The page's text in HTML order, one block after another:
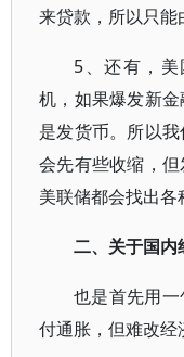
来贷款，所以只能
5、还有，
机，如果爆发新
是发货币。所以
会先有些收缩，
美联储都会找出各
二、关于国内
也是首先用
付通胀，但难改经